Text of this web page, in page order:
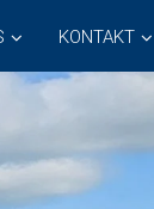
KONTAKT